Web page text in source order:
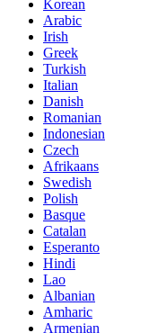
Korean
Arabic
Irish
Greek
Turkish
Italian
Danish
Romanian
Indonesian
Czech
Afrikaans
Swedish
Polish
Basque
Catalan
Esperanto
Hindi
Lao
Albanian
Amharic
Armenian